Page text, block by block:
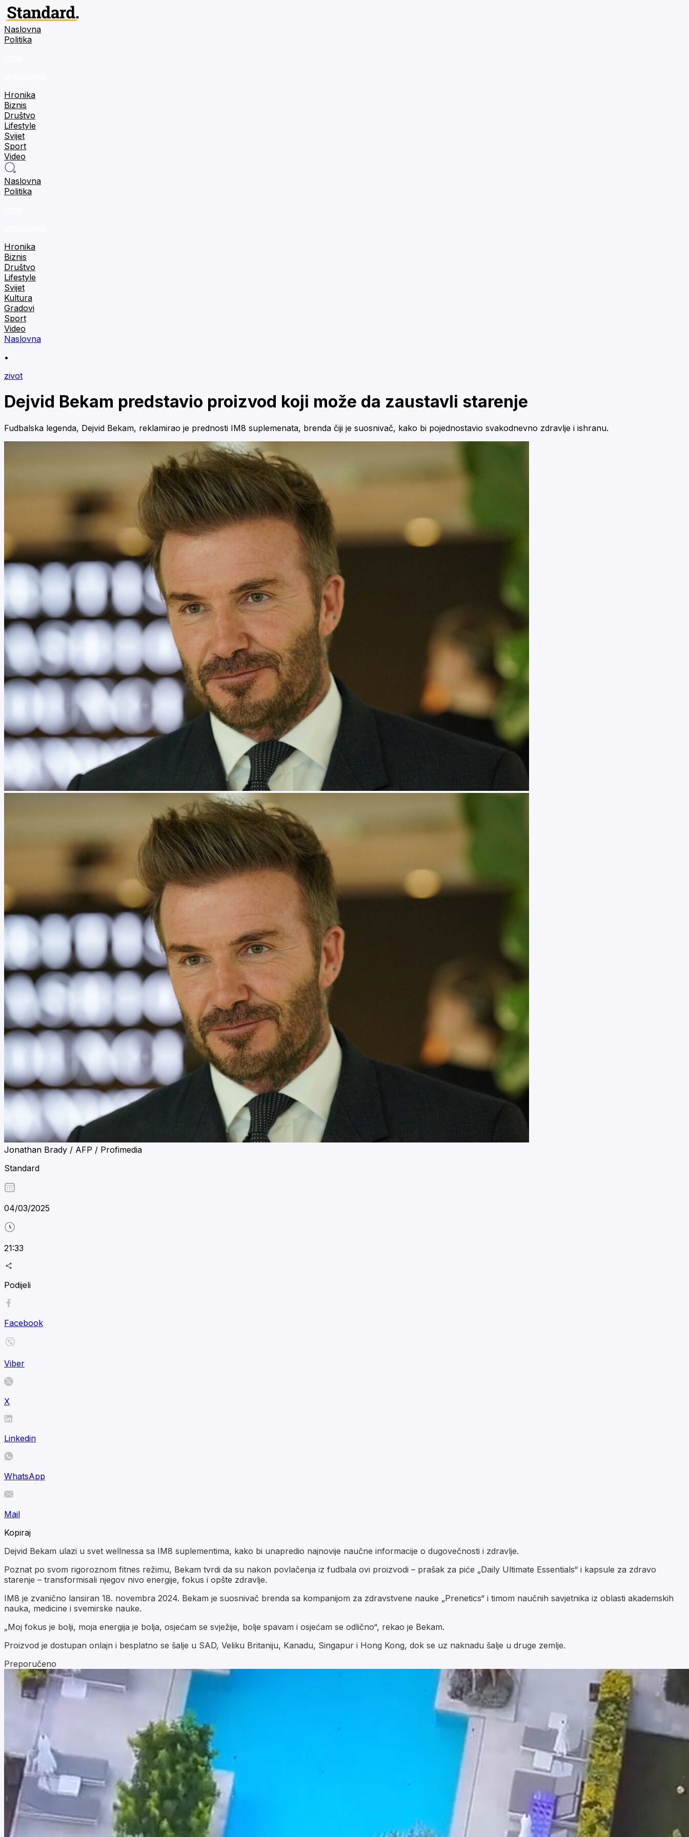
Naslovna
Politika
Hronika
Biznis
Društvo
Lifestyle
Svijet
Sport
Video
Naslovna
Politika
Hronika
Biznis
Društvo
Lifestyle
Svijet
Kultura
Gradovi
Sport
Video
Naslovna
•
zivot
Dejvid Bekam predstavio proizvod koji može da zaustavli starenje
Fudbalska legenda, Dejvid Bekam, reklamirao je prednosti IM8 suplemenata, brenda čiji je suosnivač, kako bi pojednostavio svakodnevno zdravlje i ishranu.
Jonathan Brady / AFP / Profimedia
Standard
04/03/2025
21:33
Podijeli
Facebook
Viber
X
Linkedin
WhatsApp
Mail
Kopiraj
Dejvid Bekam ulazi u svet wellnessa sa IM8 suplementima, kako bi unapredio najnovije naučne informacije o dugovečnosti i zdravlje.
Poznat po svom rigoroznom fitnes režimu, Bekam tvrdi da su nakon povlačenja iz fudbala ovi proizvodi – prašak za piće „Daily Ultimate Essentials“ i kapsule za zdravo
starenje – transformisali njegov nivo energije, fokus i opšte zdravlje.
IM8 je zvanično lansiran 18. novembra 2024. Bekam je suosnivač brenda sa kompanijom za zdravstvene nauke „Prenetics“ i timom naučnih savjetnika iz oblasti akademskih
nauka, medicine i svemirske nauke.
„Moj fokus je bolji, moja energija je bolja, osjećam se svježije, bolje spavam i osjećam se odlično“, rekao je Bekam.
Proizvod je dostupan onlajn i besplatno se šalje u SAD, Veliku Britaniju, Kanadu, Singapur i Hong Kong, dok se uz naknadu šalje u druge zemlje.
Preporučeno